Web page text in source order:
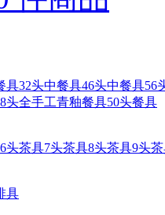
具32头中餐具46头中餐具56
头全手工青釉餐具50头餐具
6头茶具7头茶具8头茶具9头
具